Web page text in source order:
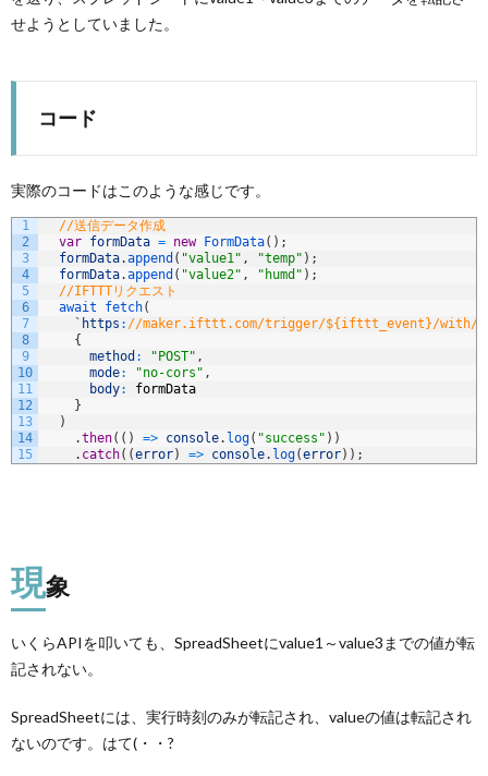
ない
め
せようとしていました。
コード
実際のコードはこのような感じです。
1
2
3
4
5
6
7
8
9
10
11
12
13
14
15
//送信データ作成
var formData = new FormData( ) ;
formData.append ( "value1" , "temp" ) ;
formData.append ( "value2" , "humd" ) ;
//IFTTTリクエスト
await fetch(
` https : //maker.ifttt.com/trigger/${ifttt_event}/with/
{
method : "POST" ,
mode: "no-cors" ,
body:
formData
}
)
.then( ( ) => console. log( "success" ) )
. catch( (error) => console. log(error) ) ;
現象
いくらAPIを叩いても、SpreadSheetにvalue1～value3までの値が転
記されない。
SpreadSheetには、実行時刻のみが転記され、valueの値は転記され
ないのです。はて(・・?